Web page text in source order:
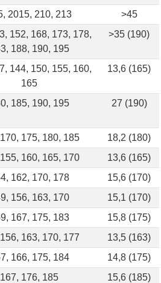
2015, 210, 213
>45
152, 168, 173, 178,
188, 190, 195
>35 (190)
144, 150, 155, 160,
165
13,6 (165)
185, 190, 195 27 (190)
175, 180, 185
18,2 (180)
160, 165, 170
13,6 (165)
162, 170, 178
15,6 (170)
156, 163, 170
15,1 (170)
167, 175, 183
15,8 (175)
163, 170, 177
13,5 (163)
166, 175, 184
14,8 (175)
167, 176, 185
15,6 (185)